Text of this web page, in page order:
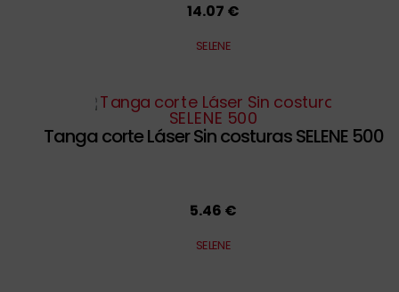
14.07 €
SELENE
Tanga corte Láser Sin costuras SELENE 500
5.46 €
SELENE